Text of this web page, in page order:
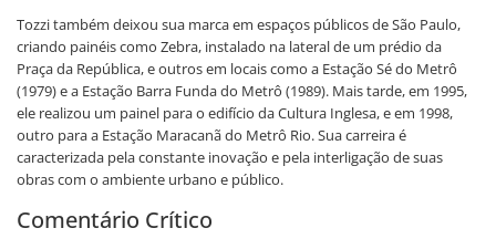
Tozzi também deixou sua marca em espaços públicos de São Paulo,
criando painéis como Zebra, instalado na lateral de um prédio da
Praça da República, e outros em locais como a Estação Sé do Metrô
(1979) e a Estação Barra Funda do Metrô (1989). Mais tarde, em 1995,
ele realizou um painel para o edifício da Cultura Inglesa, e em 1998,
outro para a Estação Maracanã do Metrô Rio. Sua carreira é
caracterizada pela constante inovação e pela interligação de suas
obras com o ambiente urbano e público.
Comentário Crítico